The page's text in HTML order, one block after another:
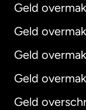
Geld
Geld
Geld
Geld
Geld